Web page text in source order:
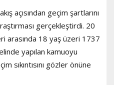
açısından geçim şartlarını
gerçekleştirdi. 20
arasında 18 yaş üzeri 1737
yapılan kamuoyu
sıkıntısını gözler önüne